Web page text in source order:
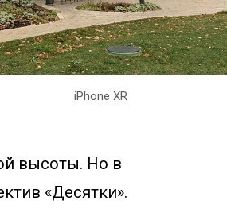
iPhone XR
высоты. Но в
«Десятки».